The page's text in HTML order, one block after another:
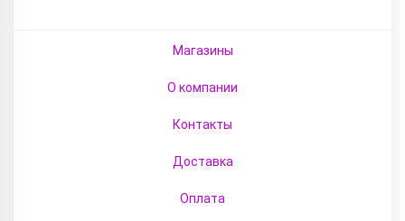
Магазины
О компании
Контакты
Доставка
Оплата